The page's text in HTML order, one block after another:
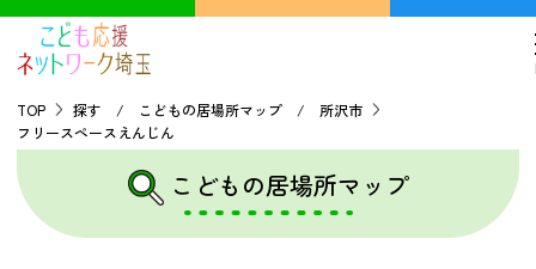
TOP
こどもの貧困について
TOP
探す / こどもの居場所マップ / 所沢市
フリースペースえんじん
こどもの居場所マップ